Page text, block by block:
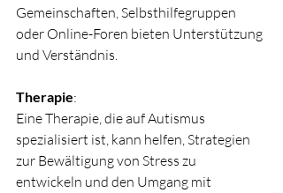
Gemeinschaften, Selbsthilfegruppen
oder Online-Foren bieten Unterstützung
und Verständnis.
Therapie:
Eine Therapie, die auf Autismus
spezialisiert ist, kann helfen, Strategien
zur Bewältigung von Stress zu
entwickeln und den Umgang mit